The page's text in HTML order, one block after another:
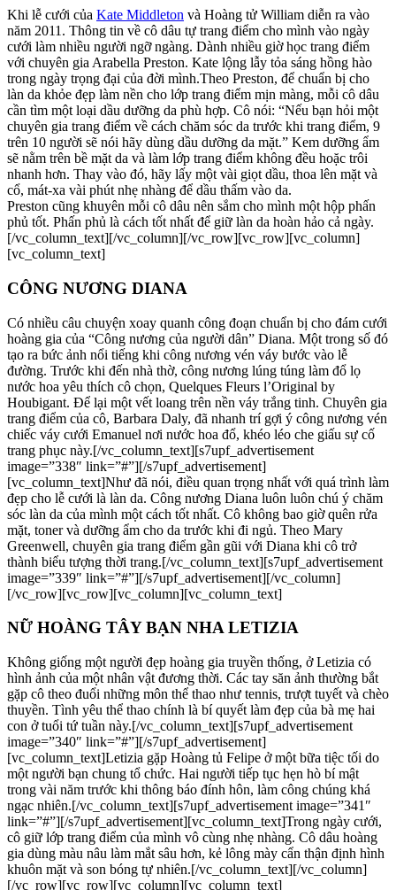
Khi lễ cưới của Kate Middleton và Hoàng tử William diễn ra vào
năm 2011. Thông tin về cô dâu tự trang điểm cho mình vào ngày
cưới làm nhiều người ngỡ ngàng. Dành nhiều giờ học trang điểm
với chuyên gia Arabella Preston. Kate lộng lẫy tỏa sáng hồng hào
trong ngày trọng đại của đời mình.Theo Preston, để chuẩn bị cho
làn da khỏe đẹp làm nền cho lớp trang điểm mịn màng, mỗi cô dâu
cần tìm một loại dầu dưỡng da phù hợp. Cô nói: “Nếu bạn hỏi một
chuyên gia trang điểm về cách chăm sóc da trước khi trang điểm, 9
trên 10 người sẽ nói hãy dùng dầu dưỡng da mặt.” Kem dưỡng ẩm
sẽ nằm trên bề mặt da và làm lớp trang điểm không đều hoặc trôi
nhanh hơn. Thay vào đó, hãy lấy một vài giọt dầu, thoa lên mặt và
cổ, mát-xa vài phút nhẹ nhàng để dầu thấm vào da.
Preston cũng khuyên mỗi cô dâu nên sắm cho mình một hộp phấn
phủ tốt. Phấn phủ là cách tốt nhất để giữ làn da hoàn hảo cả ngày.
[/vc_column_text][/vc_column][/vc_row][vc_row][vc_column]
[vc_column_text]
CÔNG NƯƠNG DIANA
Có nhiều câu chuyện xoay quanh công đoạn chuẩn bị cho đám cưới
hoàng gia của “Công nương của người dân” Diana. Một trong số đó
tạo ra bức ảnh nổi tiếng khi công nương vén váy bước vào lễ
đường. Trước khi đến nhà thờ, công nương lúng túng làm đổ lọ
nước hoa yêu thích cô chọn, Quelques Fleurs l’Original by
Houbigant. Để lại một vết loang trên nền váy trắng tinh. Chuyên gia
trang điểm của cô, Barbara Daly, đã nhanh trí gợi ý công nương vén
chiếc váy cưới Emanuel nơi nước hoa đổ, khéo léo che giấu sự cố
trang phục này.[/vc_column_text][s7upf_advertisement
image=”338″ link=”#”][/s7upf_advertisement]
[vc_column_text]Như đã nói, điều quan trọng nhất với quá trình làm
đẹp cho lễ cưới là làn da. Công nương Diana luôn luôn chú ý chăm
sóc làn da của mình một cách tốt nhất. Cô không bao giờ quên rửa
mặt, toner và dưỡng ẩm cho da trước khi đi ngủ. Theo Mary
Greenwell, chuyên gia trang điểm gần gũi với Diana khi cô trở
thành biểu tượng thời trang.[/vc_column_text][s7upf_advertisement
image=”339″ link=”#”][/s7upf_advertisement][/vc_column]
[/vc_row][vc_row][vc_column][vc_column_text]
NỮ HOÀNG TÂY BẠN NHA LETIZIA
Không giống một người đẹp hoàng gia truyền thống, ở Letizia có
hình ảnh của một nhân vật đương thời. Các tay săn ảnh thường bắt
gặp cô theo đuổi những môn thể thao như tennis, trượt tuyết và chèo
thuyền. Tình yêu thể thao chính là bí quyết làm đẹp của bà mẹ hai
con ở tuổi tứ tuần này.[/vc_column_text][s7upf_advertisement
image=”340″ link=”#”][/s7upf_advertisement]
[vc_column_text]Letizia gặp Hoàng tủ Felipe ở một bữa tiệc tối do
một người bạn chung tổ chức. Hai người tiếp tục hẹn hò bí mật
trong vài năm trước khi thông báo đính hôn, làm công chúng khá
ngạc nhiên.[/vc_column_text][s7upf_advertisement image=”341″
link=”#”][/s7upf_advertisement][vc_column_text]Trong ngày cưới,
cô giữ lớp trang điểm của mình vô cùng nhẹ nhàng. Cô dâu hoàng
gia dùng màu nâu làm mắt sâu hơn, kẻ lông mày cẩn thận định hình
khuôn mặt và son bóng tự nhiên.[/vc_column_text][/vc_column]
[/vc_row][vc_row][vc_column][vc_column_text]